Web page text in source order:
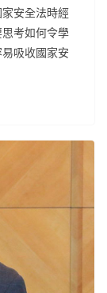
安全法時經
考如何令學
吸收國家安